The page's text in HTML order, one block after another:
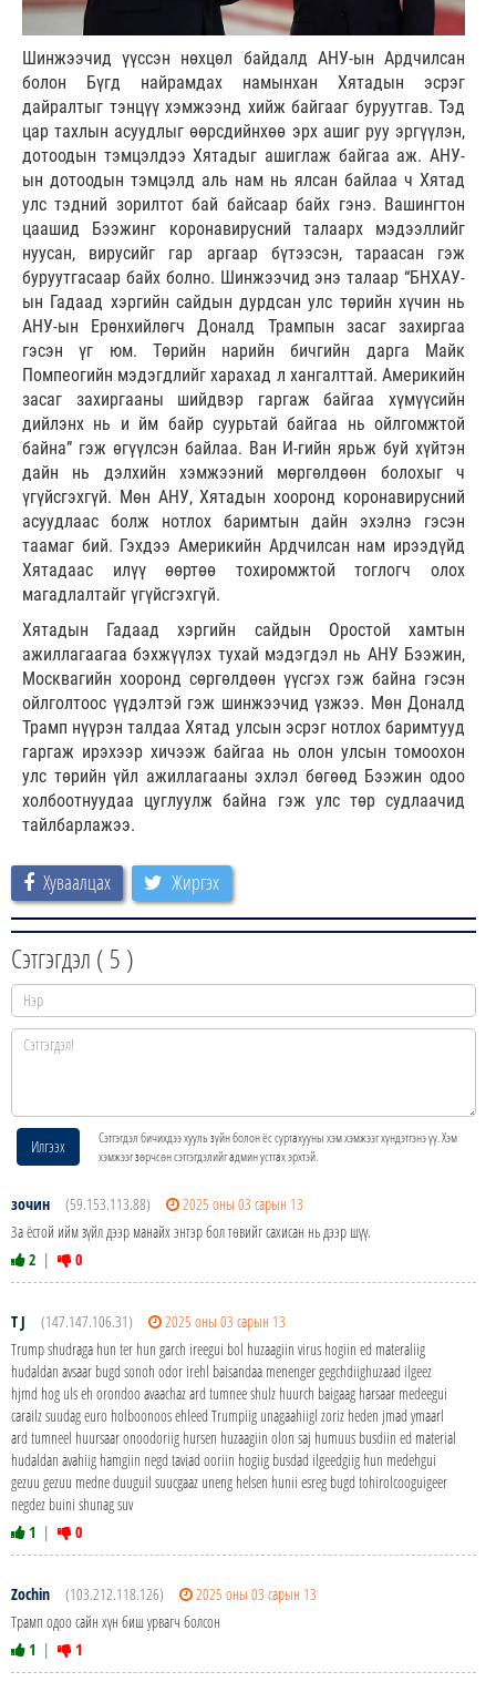
Шинжээчид үүссэн нөхцөл байдалд АНУ-ын Ардчилсан
болон Бүгд найрамдах намынхан Хятадын эсрэг
дайралтыг тэнцүү хэмжээнд хийж байгааг буруутгав. Тэд
цар тахлын асуудлыг өөрсдийнхөө эрх ашиг руу эргүүлэн,
дотоодын тэмцэлдээ Хятадыг ашиглаж байгаа аж. АНУ-
ын дотоодын тэмцэлд аль нам нь ялсан байлаа ч Хятад
улс тэдний зорилтот бай байсаар байх гэнэ. Вашингтон
цаашид Бээжинг коронавирусний талаарх мэдээллийг
нуусан, вирусийг гар аргаар бүтээсэн, тараасан гэж
буруутгасаар байх болно. Шинжээчид энэ талаар “БНХАУ-
ын Гадаад хэргийн сайдын дурдсан улс төрийн хүчин нь
АНУ-ын Ерөнхийлөгч Доналд Трампын засаг захиргаа
гэсэн үг юм. Төрийн нарийн бичгийн дарга Майк
Помпеогийн мэдэгдлийг харахад л хангалттай. Америкийн
засаг захиргааны шийдвэр гаргаж байгаа хүмүүсийн
дийлэнх нь и йм байр суурьтай байгаа нь ойлгомжтой
байна” гэж өгүүлсэн байлаа. Ван И-гийн ярьж буй хүйтэн
дайн нь дэлхийн хэмжээний мөргөлдөөн болохыг ч
үгүйсгэхгүй. Мөн АНУ, Хятадын хооронд коронавирусний
асуудлаас болж нотлох баримтын дайн эхэлнэ гэсэн
таамаг бий. Гэхдээ Америкийн Ардчилсан нам ирээдүйд
Хятадаас илүү өөртөө тохиромжтой тоглогч олох
магадлалтайг үгүйсгэхгүй.
Хятадын Гадаад хэргийн сайдын Оростой хамтын
ажиллагаагаа бэхжүүлэх тухай мэдэгдэл нь АНУ Бээжин,
Москвагийн хооронд сөргөлдөөн үүсгэх гэж байна гэсэн
ойлголтоос үүдэлтэй гэж шинжээчид үзжээ. Мөн Доналд
Трамп нүүрэн талдаа Хятад улсын эсрэг нотлох баримтууд
гаргаж ирэхээр хичээж байгаа нь олон улсын томоохон
улс төрийн үйл ажиллагааны эхлэл бөгөөд Бээжин одоо
холбоотнуудаа цуглуулж байна гэж улс төр судлаачид
тайлбарлажээ.
Хуваалцах Жиргэх
Сэтгэгдэл ( 5 )
Илгээх
Сэтгэгдэл бичихдээ хууль зүйн болон ёс суртахууны хэм хэмжээг хүндэтгэнэ үү. Хэм
хэмжээг зөрчсөн сэтгэгдэлийг админ устгах эрхтэй.
зочин (59.153.113.88)
2025 оны 03 сарын 13
За ёстой ийм зүйл дээр манайх энтэр бол төвийг сахисан нь дээр шүү.
2 | 0
T J (147.147.106.31)
2025 оны 03 сарын 13
Trump shudraga hun ter hun garch ireegui bol huzaagiin virus hogiin ed materaliig
hudaldan avsaar bugd sonoh odor irehl baisandaa menenger gegchdiighuzaad ilgeez
hjmd hog uls eh orondoo avaachaz ard tumnee shulz huurch baigaag harsaar medeegui
carailz suudag euro holboonoos ehleed Trumpiig unagaahiigl zoriz heden jmad ymaarl
ard tumneel huursaar onoodoriig hursen huzaagiin olon saj humuus busdiin ed material
hudaldan avahiig hamgiin negd taviad ooriin hogiig busdad ilgeedgiig hun medehgui
gezuu gezuu medne duuguil suucgaaz uneng helsen hunii esreg bugd tohirolcooguigeer
negdez buini shunag suv
1 | 0
Zochin (103.212.118.126)
2025 оны 03 сарын 13
Трамп одоо сайн хүн биш урвагч болсон
1 | 1